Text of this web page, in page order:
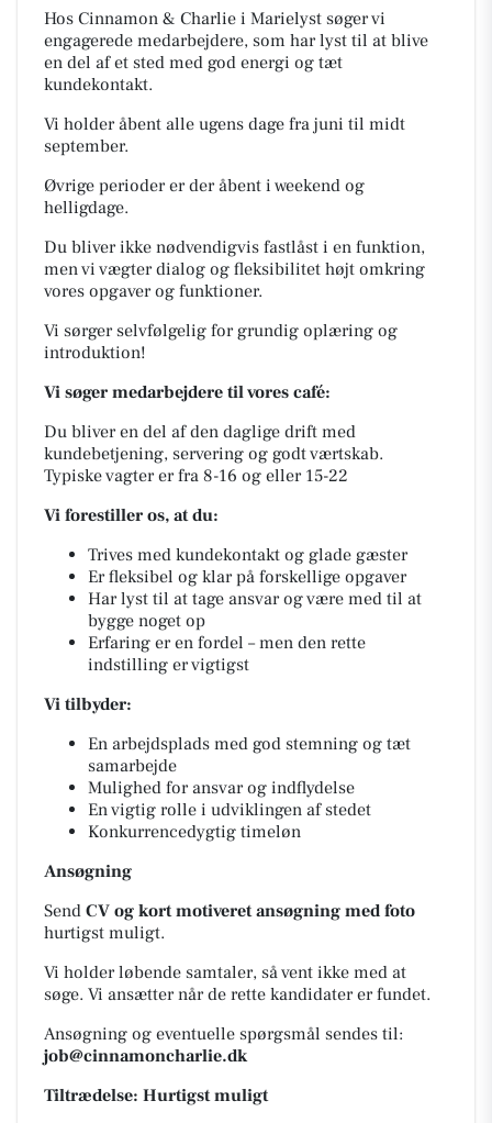
Hos Cinnamon & Charlie i Marielyst søger vi
engagerede medarbejdere, som har lyst til at blive
en del af et sted med god energi og tæt
kundekontakt.
Vi holder åbent alle ugens dage fra juni til midt
september.
Øvrige perioder er der åbent i weekend og
helligdage.
Du bliver ikke nødvendigvis fastlåst i en funktion,
men vi vægter dialog og fleksibilitet højt omkring
vores opgaver og funktioner.
Vi sørger selvfølgelig for grundig oplæring og
introduktion!
Vi søger medarbejdere til vores café:
Du bliver en del af den daglige drift med
kundebetjening, servering og godt værtskab.
Typiske vagter er fra 8-16 og eller 15-22
Vi forestiller os, at du:
Trives med kundekontakt og glade gæster
Er fleksibel og klar på forskellige opgaver
Har lyst til at tage ansvar og være med til at
bygge noget op
Erfaring er en fordel – men den rette
indstilling er vigtigst
Vi tilbyder:
En arbejdsplads med god stemning og tæt
samarbejde
Mulighed for ansvar og indflydelse
En vigtig rolle i udviklingen af stedet
Konkurrencedygtig timeløn
Ansøgning
Send CV og kort motiveret ansøgning med foto
hurtigst muligt.
Vi holder løbende samtaler, så vent ikke med at
søge. Vi ansætter når de rette kandidater er fundet.
Ansøgning og eventuelle spørgsmål sendes til:
job@cinnamoncharlie.dk
Tiltrædelse: Hurtigst muligt